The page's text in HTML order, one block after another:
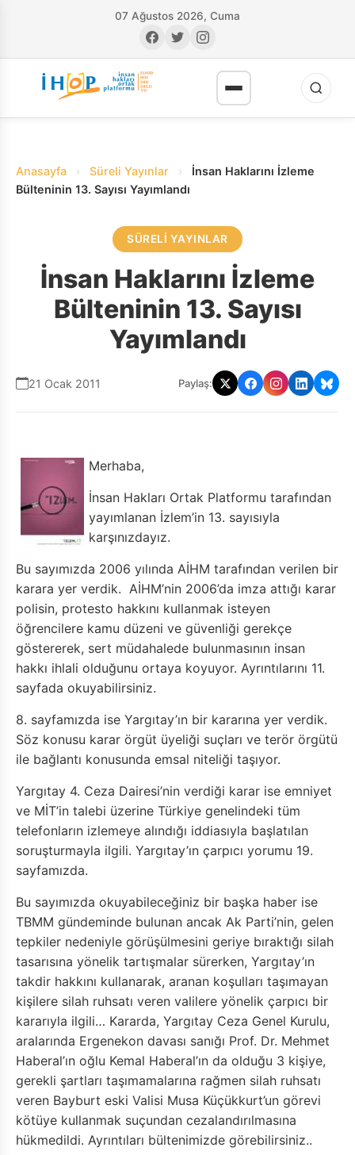
07 Ağustos 2026, Cuma
Anasayfa › Süreli Yayınlar ›
İnsan Haklarını İzleme
Bülteninin 13. Sayısı Yayımlandı
SÜRELI YAYINLAR
İnsan Haklarını İzleme
Bülteninin 13. Sayısı
Yayımlandı
21 Ocak 2011 Paylaş:
Merhaba,
İnsan Hakları Ortak Platformu tarafından
yayımlanan İzlem’in 13. sayısıyla
karşınızdayız.
Bu sayımızda 2006 yılında AİHM tarafından verilen bir
karara yer verdik. AİHM’nin 2006’da imza attığı karar
polisin, protesto hakkını kullanmak isteyen
öğrencilere kamu düzeni ve güvenliği gerekçe
göstererek, sert müdahalede bulunmasının insan
hakkı ihlali olduğunu ortaya koyuyor. Ayrıntılarını 11.
sayfada okuyabilirsiniz.
8. sayfamızda ise Yargıtay’ın bir kararına yer verdik.
Söz konusu karar örgüt üyeliği suçları ve terör örgütü
ile bağlantı konusunda emsal niteliği taşıyor.
Yargıtay 4. Ceza Dairesi’nin verdiği karar ise emniyet
ve MİT’in talebi üzerine Türkiye genelindeki tüm
telefonların izlemeye alındığı iddiasıyla başlatılan
soruşturmayla ilgili. Yargıtay’ın çarpıcı yorumu 19.
sayfamızda.
Bu sayımızda okuyabileceğiniz bir başka haber ise
TBMM gündeminde bulunan ancak Ak Parti’nin, gelen
tepkiler nedeniyle görüşülmesini geriye bıraktığı silah
tasarısına yönelik tartışmalar sürerken, Yargıtay’ın
takdir hakkını kullanarak, aranan koşulları taşımayan
kişilere silah ruhsatı veren valilere yönelik çarpıcı bir
kararıyla ilgili… Kararda, Yargıtay Ceza Genel Kurulu,
aralarında Ergenekon davası sanığı Prof. Dr. Mehmet
Haberal’ın oğlu Kemal Haberal’ın da olduğu 3 kişiye,
gerekli şartları taşımamalarına rağmen silah ruhsatı
veren Bayburt eski Valisi Musa Küçükkurt’un görevi
kötüye kullanmak suçundan cezalandırılmasına
hükmedildi. Ayrıntıları bültenimizde görebilirsiniz..